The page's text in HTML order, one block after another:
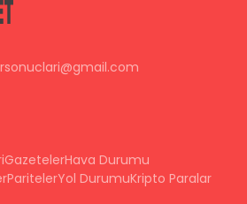
GazetelerHava Durumu
ParitelerYol DurumuKripto Paralar